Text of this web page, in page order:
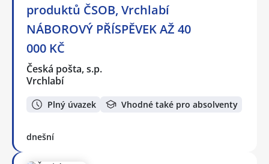
produktů ČSOB, Vrchlabí
NÁBOROVÝ PŘÍSPĚVEK AŽ 40
000 KČ
Česká pošta, s.p.
Vrchlabí
Plný úvazek Vhodné také pro absolventy
dnešní